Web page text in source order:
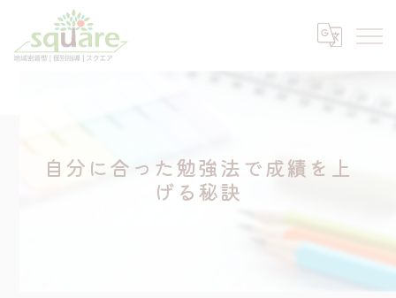
自分に合った勉強法で成績を上
げる秘訣